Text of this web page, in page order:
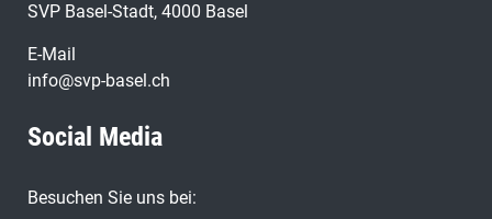
SVP Basel-Stadt, 4000 Basel
E-Mail
info@svp-basel.ch
Social Media
Besuchen Sie uns bei: